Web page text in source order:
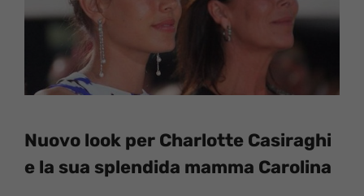
Nuovo look per Charlotte Casiraghi
e la sua splendida mamma Carolina